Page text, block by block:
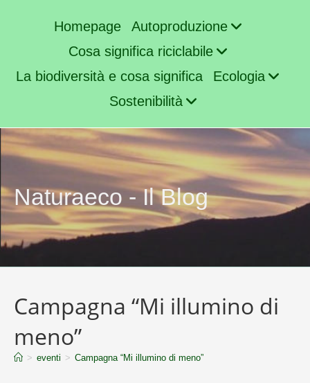
Homepage
Autoproduzione
Cosa significa riciclabile
La biodiversità e cosa significa
Ecologia
Sostenibilità
Naturaeco - Il Blog
Campagna “Mi illumino di
meno”
> eventi > Campagna “Mi illumino di meno”